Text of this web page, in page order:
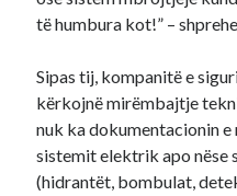
të humbura kot!” –
Sipas tij, kompanitë e
kërkojnë mirëmbajtje
nuk ka dokumentacionin
sistemit elektrik apo nëse
(hidrantët, bombulat,